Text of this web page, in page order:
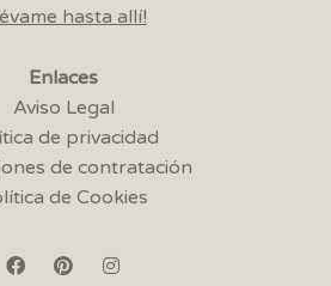
hasta allí!
Enlaces
Aviso Legal
de privacidad
de contratación
de Cookies